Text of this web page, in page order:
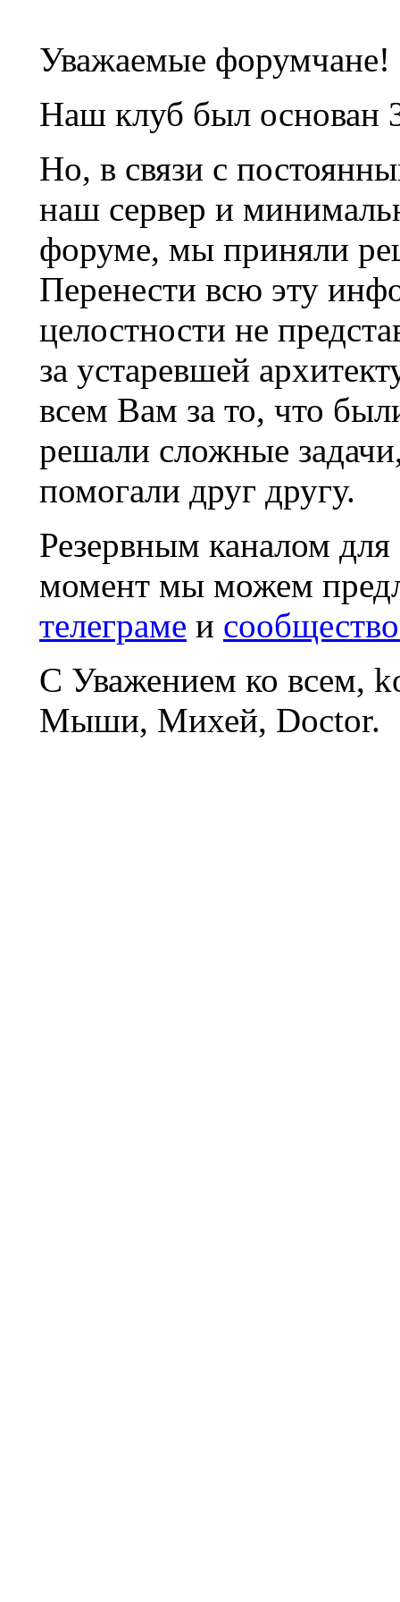
Уважаемые форумчане!
Наш клуб был основан
Но, в связи с
наш сервер и
форуме, мы приняли
Перенести всю эту
целостности не
за устаревшей
всем Вам за то, что
решали сложные
помогали друг другу.
Резервным каналом
момент мы можем
телеграме и
С Уважением ко всем,
Мыши, Михей, Doctor.